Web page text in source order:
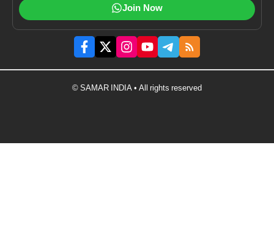
Join Now
© SAMAR INDIA • All rights reserved